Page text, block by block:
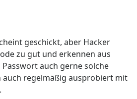
geschickt, aber Hacker
zu gut und erkennen aus
auch gerne solche
auch regelmäßig ausprobiert mit